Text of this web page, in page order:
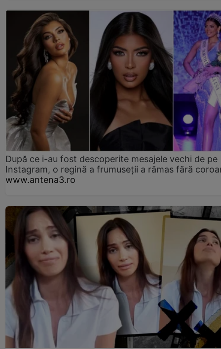
După ce i-au fost descoperite mesajele vechi de pe
Instagram, o regină a frumuseții a rămas fără
www.antena3.ro